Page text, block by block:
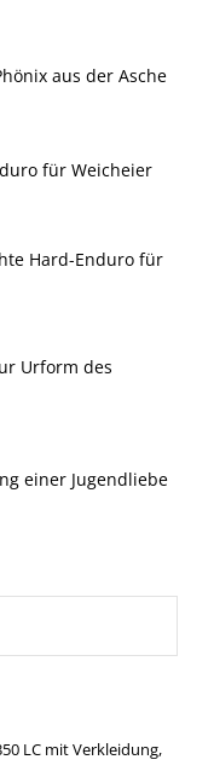
aus der Asche
für Weicheier
Hard-Enduro für
Urform des
einer Jugendliebe
LC mit Verkleidung,